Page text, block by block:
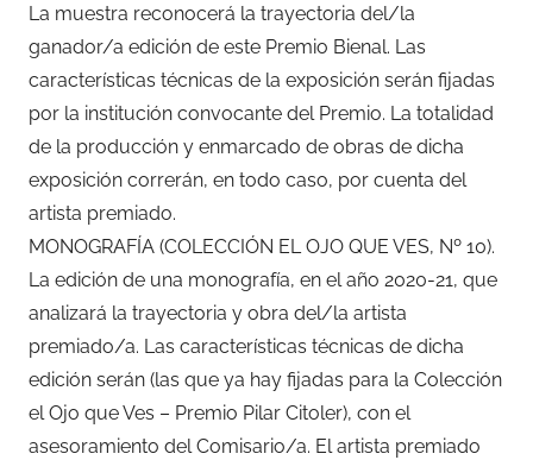
La muestra reconocerá la trayectoria del/la
ganador/a edición de este Premio Bienal. Las
características técnicas de la exposición serán fijadas
por la institución convocante del Premio. La totalidad
de la producción y enmarcado de obras de dicha
exposición correrán, en todo caso, por cuenta del
artista premiado.
MONOGRAFÍA (COLECCIÓN EL OJO QUE VES, Nº 10).
La edición de una monografía, en el año 2020-21, que
analizará la trayectoria y obra del/la artista
premiado/a. Las características técnicas de dicha
edición serán (las que ya hay fijadas para la Colección
el Ojo que Ves – Premio Pilar Citoler), con el
asesoramiento del Comisario/a. El artista premiado